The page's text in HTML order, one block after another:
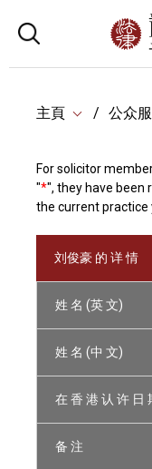
主頁 公众
For solicitor
"*", they have been
the current practice
刘俊豪 的 详 情
姓 名 (英 文)
姓 名 (中 文)
在 香 港 认 许 日
备 注